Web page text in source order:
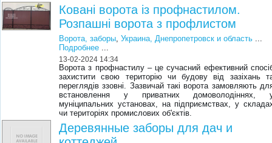
Ковані ворота із профнастилом.
Розпашні ворота з профлистом
Ворота, заборы,Украина, Днепропетровск и область ...
Подробнее ...
13-02-2024 14:34
Ворота з профнастилу – це сучасний ефективний
захистити свою територію чи будову від зазіхань
переглядів ззовні. Зазвичай такі ворота замовляють
встановлення у приватних домоволодіннях,
муніципальних установах, на підприємствах, у
чи територіях промислових об'єктів.
Деревянные заборы для дач и